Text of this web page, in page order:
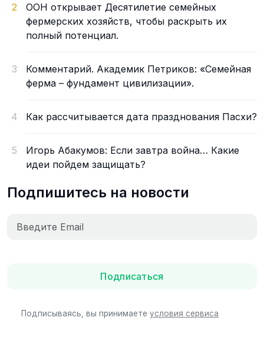
2
ООН открывает Десятилетие семейных
фермерских хозяйств, чтобы раскрыть их
полный потенциал.
3
Комментарий. Академик Петриков: «Семейная
ферма – фундамент цивилизации».
4 Как рассчитывается дата празднования Пасхи?
5
Игорь Абакумов: Если завтра война… Какие
идеи пойдем защищать?
Подпишитесь на новости
Подписаться
Подписываясь, вы принимаете условия сервиса